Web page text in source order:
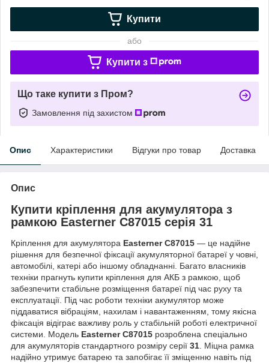
Купити
або
Купити з
Що таке купити з Пром?
Замовлення під захистом
Опис Характеристики Відгуки про товар Доставка
Опис
Купити кріплення для акумулятора з
рамкою Easterner C87015 серія 31
Кріплення для акумулятора Easterner C87015 — це надійне
рішення для безпечної фіксації акумуляторної батареї у човні,
автомобілі, катері або іншому обладнанні. Багато власників
техніки прагнуть купити кріплення для АКБ з рамкою, щоб
забезпечити стабільне розміщення батареї під час руху та
експлуатації. Під час роботи техніки акумулятор може
піддаватися вібраціям, нахилам і навантаженням, тому якісна
фіксація відіграє важливу роль у стабільній роботі електричної
системи. Модель Easterner C87015 розроблена спеціально
для акумуляторів стандартного розміру серії 31. Міцна рамка
надійно утримує батарею та запобігає її зміщенню навіть під